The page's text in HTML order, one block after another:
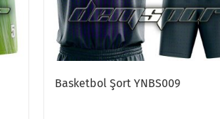
Basketbol Şort YNBS009